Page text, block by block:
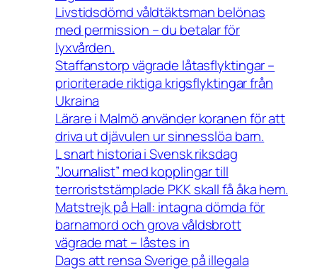
Livstidsdömd våldtäktsman belönas
med permission – du betalar för
lyxvården.
Staffanstorp vägrade låtasflyktingar –
prioriterade riktiga krigsflyktingar från
Ukraina
Lärare i Malmö använder koranen för att
driva ut djävulen ur sinnesslöa barn.
L snart historia i Svensk riksdag
”Journalist” med kopplingar till
terroriststämplade PKK skall få åka hem.
Matstrejk på Hall: intagna dömda för
barnamord och grova våldsbrott
vägrade mat – låstes in
Dags att rensa Sverige på illegala